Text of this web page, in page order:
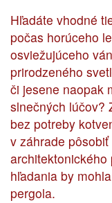
Hľadáte vhodné
počas horúceho
osviežujúceho
prirodzeného
či jesene naopak
slnečných lúčov?
bez potreby
v záhrade
hľadania by
pergola.